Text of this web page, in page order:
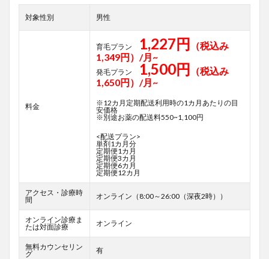
対象性別 男性
料金
育毛プラン 1,227円 （税込み
1,349円）/月~
発毛プラン 1,500円 （税込み
1,650円）/月~
※12カ月定期配送利用時の1カ月あたりの目
安価格
※別途お薬の配送料550~1,100円
<配送プラン>
単剤1カ月分
定期便1カ月
定期便3カ月
定期便6カ月
定期便12カ月
アクセス・診療時
間
オンライン（8:00～26:00（深夜2時））
オンライン診療ま
たは対面診療
オンライン
無料カウンセリン
グ
有